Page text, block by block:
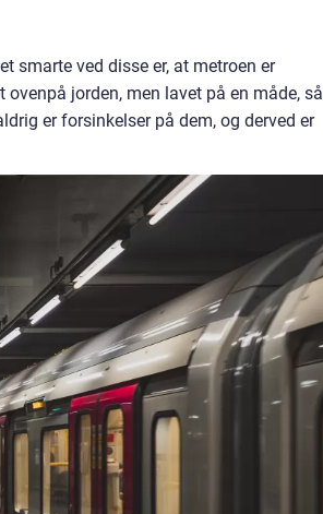
smarte ved disse er, at metroen er
jorden, men lavet på en måde, så
er forsinkelser på dem, og derved er